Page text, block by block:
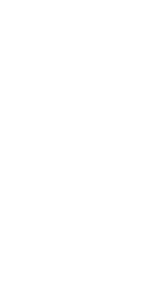
。推理模型、多模
承载的信息量与智
消耗规模。
续状态维护能力，
、自动驾
心来源。 1.3.五层
化提升智能密度
系 4.1大模型：国
开始具备长期运行
台加速落地4.4空
逐渐成为AI时